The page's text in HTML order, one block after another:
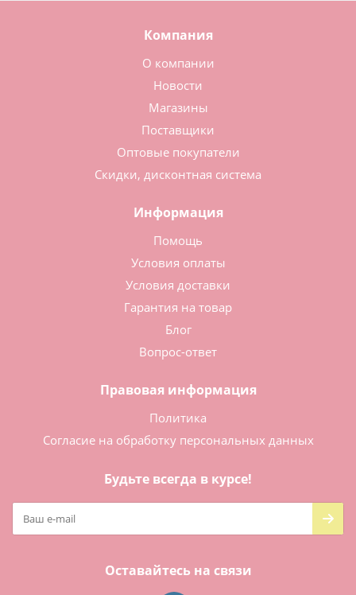
Компания
О компании
Новости
Магазины
Поставщики
Оптовые покупатели
Скидки, дисконтная система
Информация
Помощь
Условия оплаты
Условия доставки
Гарантия на товар
Блог
Вопрос-ответ
Правовая информация
Политика
Согласие на обработку персональных данных
Будьте всегда в курсе!
Оставайтесь на связи